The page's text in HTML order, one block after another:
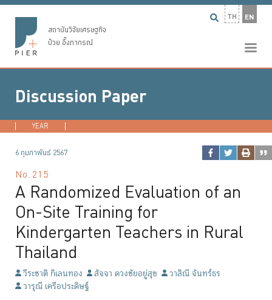
TH EN
สถาบันวิจัยเศรษฐกิจ
ป๋วย อึ๊งภากรณ์
Discussion Paper
YEAR
6 กุมภาพันธ์ 2567
No. 215
A Randomized Evaluation of an
On-Site Training for
Kindergarten Teachers in Rural
Thailand
วีระชาติ กิเลนทอง สัจจา ดวงชัยอยู่สุข
วาสิณี จันทร์ธร
วารุณี เครือประดิษฐ์